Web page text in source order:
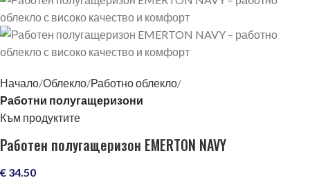
Начало Облекло Работно облекло
Работни полугащеризони
Към продуктите
Работен полугащеризон EMERTON NAVY
€ 34.50